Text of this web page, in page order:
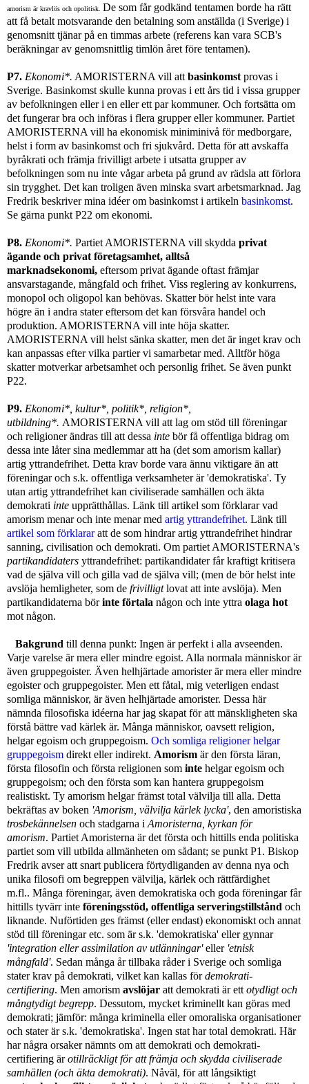
amorism är kravlös och opolitisk. De som får godkänd tentamen borde ha rätt
att få betalt motsvarande den betalning som anställda (i Sverige) i
genomsnitt tjänar på en timmas arbete (referens kan vara SCB's
beräkningar av genomsnittlig timlön året före tentamen).
P7. Ekonomi*. AMORISTERNA vill att basinkomst provas i
Sverige. Basinkomst skulle kunna provas i ett års tid i vissa grupper
av befolkningen eller i en eller ett par kommuner. Och fortsätta om
det fungerar bra och införas i flera grupper eller kommuner. Partiet
AMORISTERNA vill ha ekonomisk miniminivå för medborgare,
helst i form av basinkomst och fri sjukvård. Detta för att avskaffa
byråkrati och främja frivilligt arbete i utsatta grupper av
befolkningen som nu inte vågar arbeta på grund av rädsla att förlora
sin trygghet. Det kan troligen även minska svart arbetsmarknad. Jag
Fredrik beskriver mina idéer om basinkomst i artikeln basinkomst.
Se gärna punkt P22 om ekonomi.
P8. Ekonomi*. Partiet AMORISTERNA vill skydda privat
ägande och privat företagsamhet, alltså
marknadsekonomi, eftersom privat ägande oftast främjar
ansvarstagande, mångfald och frihet. Viss reglering av konkurrens,
monopol och oligopol kan behövas. Skatter bör helst inte vara
högre än i andra stater eftersom det kan försvåra handel och
produktion. AMORISTERNA vill inte höja skatter.
AMORISTERNA vill helst sänka skatter, men det är inget krav och
kan anpassas efter vilka partier vi samarbetar med. Alltför höga
skatter motverkar arbetsamhet och personlig frihet. Se även punkt
P22.
P9. Ekonomi*, kultur*, politik*, religion*,
utbildning*. AMORISTERNA vill att lag om stöd till föreningar
och religioner ändras till att dessa inte bör få offentliga bidrag om
dessa inte låter sina medlemmar att ha (det som amorism kallar)
artig yttrandefrihet. Detta krav borde vara ännu viktigare än att
föreningar och s.k. offentliga verksamheter är 'demokratiska'. Ty
utan artig yttrandefrihet kan civiliserade samhällen och äkta
demokrati inte upprätthållas. Länk till artikel som förklarar vad
amorism menar och inte menar med artig yttrandefrihet. Länk till
artikel som förklararatt de som hindrar artig yttrandefrihet hindrar
sanning, civilisation och demokrati. Om partiet AMORISTERNA's
partikandidaters yttrandefrihet: partikandidater får kraftigt kritisera
vad de själva vill och gilla vad de själva vill; (men de bör helst inte
avslöja hemligheter, som de frivilligtlovat att inte avslöja). Men
partikandidaterna börinte förtala någon och inte yttra olaga hot
mot någon.
Bakgrund till denna punkt: Ingen är perfekt i alla avseenden.
Varje varelse är mera eller mindre egoist. Alla normala människor är
även gruppegoister. Även helhjärtade amorister är mera eller mindre
egoister och gruppegoister. Men ett fåtal, mig veterligen endast
somliga människor, är även helhjärtade amorister. Dessa här
nämnda filosofiska idéerna har jag skapat för att mänskligheten ska
förstå bättre vad kärlek är. Många människor, oavsett religion,
helgar egoism och gruppegoism. Och somliga religioner helgar
gruppegoism direkt ellerindirekt. Amorism är den första läran,
första filosofin och första religionen som inte helgar egoism och
gruppegoism; och den första som kan hantera gruppegoism
realistiskt. Ty amorism helgar främst total välvilja till alla. Detta
bekräftas av boken 'Amorism , välvilja kärlek lycka', den amoristiska
trosbekännelsen och stadgarna i Amoristerna, kyrkan för
amorism. Partiet Amoristerna är det första och hittills enda politiska
partiet som vill utbilda allmänheten om sådant; se punkt P1. Biskop
Fredrik avser att snart publicera förtydliganden av denna nya och
unika filosofi om begreppen välvilja, kärlek och rättfärdighet
m.fl.. Många föreningar, även demokratiska och goda föreningar får
hittills tyvärr inte föreningsstöd, offentliga serveringstillstånd och
liknande. Nuförtiden ges främst (eller endast) ekonomiskt och annat
stöd till föreningar etc. som är s.k. 'demokratiska' eller gynnar
'integration eller assimilation av utlänningar'eller 'etnisk
mångfald'. Sedan många år tillbaka råder i Sverige och somliga
stater krav på demokrati, vilket kan kallas fördemokrati-
certifiering. Men amorism avslöjar att demokrati är ett otydligt och
mångtydigt begrepp. Dessutom, mycket kriminellt kan göras med
demokrati; jämför: många kriminella eller omoraliska organisationer
och stater är s.k. 'demokratiska'. Ingen stat har total demokrati. Här
har några orsaker nämnts om att demokrati och demokrati-
certifiering ärotillräckligt för att främja och skydda civiliserade
samhällen (och äkta demokrati). Nåväl, för att långsiktigt